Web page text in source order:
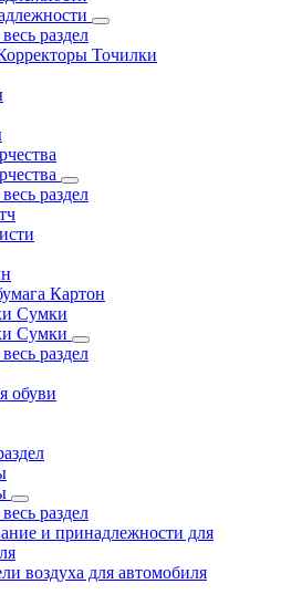
раздел
Точилки
раздел
Картон
Сумки
Сумки
раздел
обуви
раздел
и принадлежности для
воздуха для автомобиля